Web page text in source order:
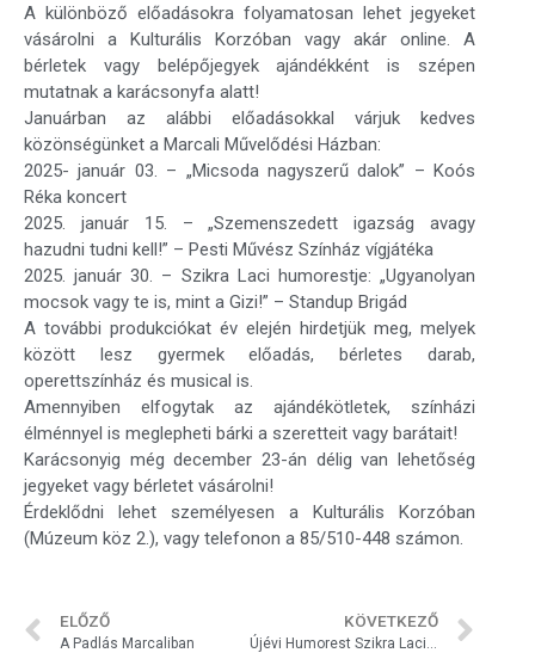
A különböző előadásokra folyamatosan lehet jegyeket
vásárolni a Kulturális Korzóban vagy akár online. A
bérletek vagy belépőjegyek ajándékként is szépen
mutatnak a karácsonyfa alatt!
Januárban az alábbi előadásokkal várjuk kedves
közönségünket a Marcali Művelődési Házban:
2025- január 03. – „Micsoda nagyszerű dalok” – Koós
Réka koncert
2025. január 15. – „Szemenszedett igazság avagy
hazudni tudni kell!” – Pesti Művész Színház vígjátéka
2025. január 30. – Szikra Laci humorestje: „Ugyanolyan
mocsok vagy te is, mint a Gizi!” – Standup Brigád
A további produkciókat év elején hirdetjük meg, melyek
között lesz gyermek előadás, bérletes darab,
operettszínház és musical is.
Amennyiben elfogytak az ajándékötletek, színházi
élménnyel is meglepheti bárki a szeretteit vagy barátait!
Karácsonyig még december 23-án délig van lehetőség
jegyeket vagy bérletet vásárolni!
Érdeklődni lehet személyesen a Kulturális Korzóban
(Múzeum köz 2.), vagy telefonon a 85/510-448 számon.
ELŐZŐ
A Padlás Marcaliban
KÖVETKEZŐ
Újévi Humorest Szikra Lacival!